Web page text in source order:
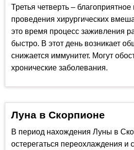
Третья четверть –
проведения хирургических
это время процесс заживления
быстро. В этот день возникает
снижается иммунитет. Могут
хронические заболевания.
Луна в Скорпионе
В период нахождения Луны в
остерегаться переохлаждения и